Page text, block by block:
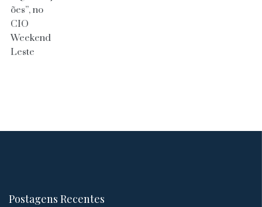
Postagens Recentes